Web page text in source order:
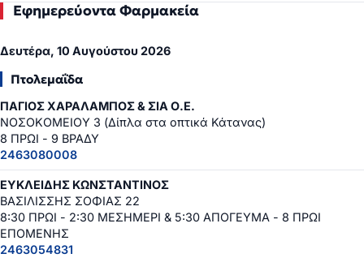
Εφημερεύοντα Φαρμακεία
Δευτέρα, 10 Αυγούστου 2026
Πτολεμαΐδα
ΠΑΓΙΟΣ ΧΑΡΑΛΑΜΠΟΣ & ΣΙΑ Ο.Ε.
ΝΟΣΟΚΟΜΕΙΟΥ 3 (Δίπλα στα οπτικά Κάτανας)
8 ΠΡΩΙ - 9 ΒΡΑΔΥ
2463080008
ΕΥΚΛΕΙΔΗΣ ΚΩΝΣΤΑΝΤΙΝΟΣ
ΒΑΣΙΛΙΣΣΗΣ ΣΟΦΙΑΣ 22
8:30 ΠΡΩΙ - 2:30 ΜΕΣΗΜΕΡΙ & 5:30 ΑΠΟΓΕΥΜΑ - 8 ΠΡΩΙ
ΕΠΟΜΕΝΗΣ
2463054831